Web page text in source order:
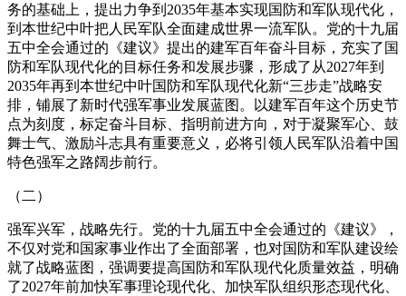
务的基础上，提出力争到2035年基本实现国防和军队现代化，
到本世纪中叶把人民军队全面建成世界一流军队。党的十九届
五中全会通过的《建议》提出的建军百年奋斗目标，充实了国
防和军队现代化的目标任务和发展步骤，形成了从2027年到
2035年再到本世纪中叶国防和军队现代化新“三步走”战略安
排，铺展了新时代强军事业发展蓝图。以建军百年这个历史节
点为刻度，标定奋斗目标、指明前进方向，对于凝聚军心、鼓
舞士气、激励斗志具有重要意义，必将引领人民军队沿着中国
特色强军之路阔步前行。
（二）
强军兴军，战略先行。党的十九届五中全会通过的《建议》，
不仅对党和国家事业作出了全面部署，也对国防和军队建设绘
就了战略蓝图，强调要提高国防和军队现代化质量效益，明确
了2027年前加快军事理论现代化、加快军队组织形态现代化、